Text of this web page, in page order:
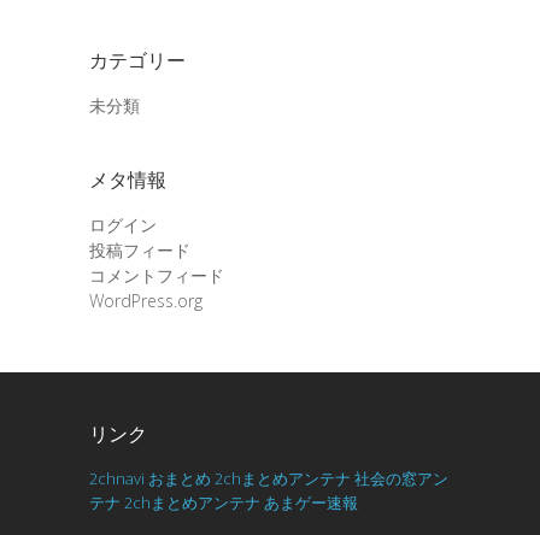
カテゴリー
未分類
メタ情報
ログイン
投稿フィード
コメントフィード
WordPress.org
リンク
2chnavi おまとめ 2chまとめアンテナ 社会の窓アン
テナ 2chまとめアンテナ あまゲー速報